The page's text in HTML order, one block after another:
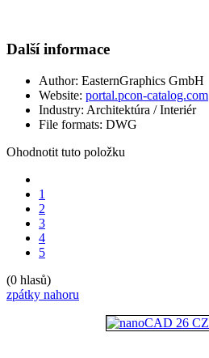
Další informace
Author: EasternGraphics GmbH
Website: portal.pcon-catalog.com
Industry: Architektúra / Interiér
File formats: DWG
Ohodnotit tuto položku
1
2
3
4
5
(0 hlasů)
zpátky nahoru